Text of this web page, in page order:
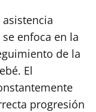
enfoca en la
de la
El
progresión